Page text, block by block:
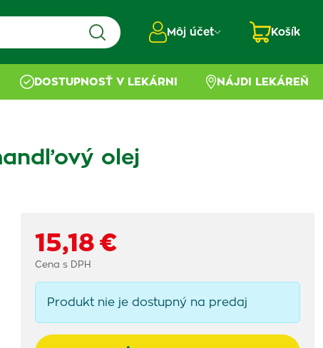
Môj účet Košík
DOSTUPNOSŤ V LEKÁRNI NÁJDI LEKÁREŇ
olej
15,18 €
Cena s DPH
Produkt nie je dostupný na predaj